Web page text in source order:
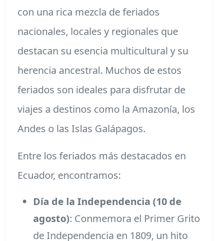
con una rica mezcla de feriados
nacionales, locales y regionales que
destacan su esencia multicultural y su
herencia ancestral. Muchos de estos
feriados son ideales para disfrutar de
viajes a destinos como la Amazonía, los
Andes o las Islas Galápagos.
Entre los feriados más destacados en
Ecuador, encontramos:
Día de la Independencia (10 de
agosto): Conmemora el Primer Grito
de Independencia en 1809, un hito